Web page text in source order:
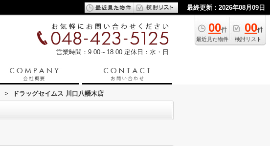
最終更新：2026年08月09日
00件
最近見た物件
00件
検討リスト
営業時間：9:00～18:00 定休日：水・日
> ドラッグセイムス 川口八幡木店